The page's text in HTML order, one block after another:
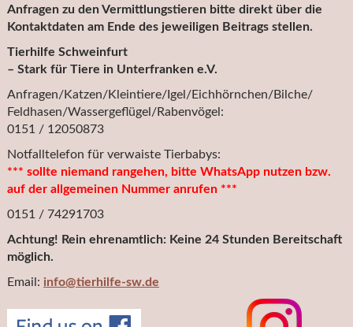
Anfragen zu den Vermittlungstieren bitte direkt über die
Kontaktdaten am Ende des jeweiligen Beitrags stellen.
Tierhilfe Schweinfurt
– Stark für Tiere in Unterfranken e.V.
Anfragen/Katzen/Kleintiere/Igel/Eichhörnchen/Bilche/
Feldhasen/Wassergeflügel/Rabenvögel:
0151 / 12050873
Notfalltelefon für verwaiste Tierbabys:
*** sollte niemand rangehen, bitte WhatsApp nutzen bzw.
auf der allgemeinen Nummer anrufen ***
0151 / 74291703
Achtung! Rein ehrenamtlich: Keine 24 Stunden Bereitschaft
möglich.
Email: info@tierhilfe-sw.de